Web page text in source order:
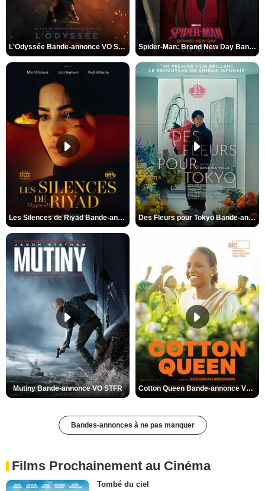
L'Odyssée Bande-annonce VO STFR Spider-Man: Brand New Day Bande-annonce VO STFR
Les Silences de Riyad Bande-annonce VO STFR Des Fleurs pour Tokyo Bande-annonce VO STFR
Mutiny Bande-annonce VO STFR Cotton Queen Bande-annonce VO STFR
Bandes-annonces à ne pas manquer
Films Prochainement au Cinéma
Tombé du ciel